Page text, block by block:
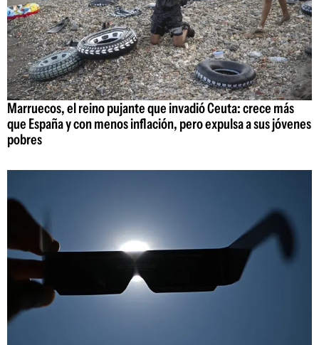
Marruecos, el reino pujante que invadió Ceuta: crece más
que España y con menos inflación, pero expulsa a sus jóvenes
pobres